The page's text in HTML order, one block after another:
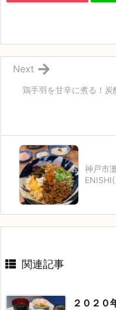
鶏手羽を甘辛に煮る！
Next
神戸市
関連記事
２０２０